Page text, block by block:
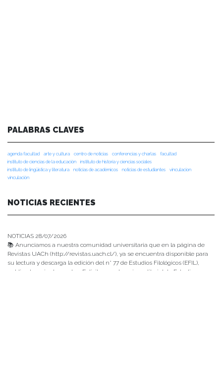
PALABRAS CLAVES
agenda facultad arte y cultura centro de noticias conferencias y charlas
facultad
instituto de ciencias de la educación
instituto de historia y ciencias sociales
instituto de lingüística y literatura
noticias de académicos noticias de estudiantes
vinculacion
vinculación
NOTICIAS RECIENTES
NOTICIAS 28/07/2026
📚 Anunciamos a nuestra comunidad universitaria que en la página de
Revistas UACh (http://revistas.uach.cl/), ya se encuentra disponible para
su lectura y descarga la edición del n° 77 de Estudios Filológicos (EFIL),
publicado recientemente. Felicitamos al equipo editorial de Estudios